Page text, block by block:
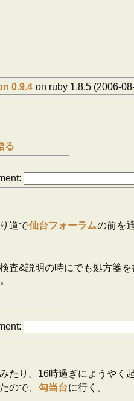
0.9.4 on ruby 1.8.5 (2006-
る
道で仙台フォーラムの前を
査&説明の時にでも処方箋
たり。16時過ぎにようやく
ので、 勾当台に行く。